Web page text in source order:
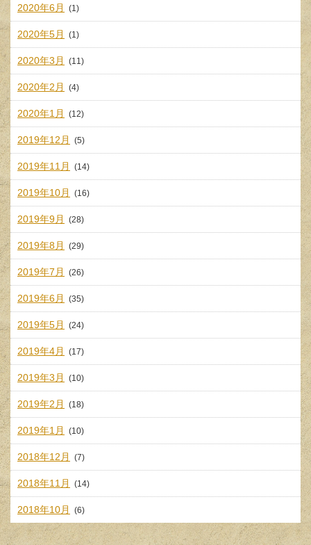
2020年6月 (1)
2020年5月 (1)
2020年3月 (11)
2020年2月 (4)
2020年1月 (12)
2019年12月 (5)
2019年11月 (14)
2019年10月 (16)
2019年9月 (28)
2019年8月 (29)
2019年7月 (26)
2019年6月 (35)
2019年5月 (24)
2019年4月 (17)
2019年3月 (10)
2019年2月 (18)
2019年1月 (10)
2018年12月 (7)
2018年11月 (14)
2018年10月 (6)